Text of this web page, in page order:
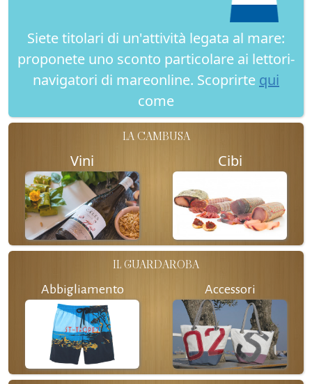
Siete titolari di un'attività legata al mare:
proponete uno sconto particolare ai lettori-
navigatori di mareonline. Scoprirte qui
come
LA CAMBUSA
Vini Cibi
IL GUARDAROBA
Abbigliamento Accessori